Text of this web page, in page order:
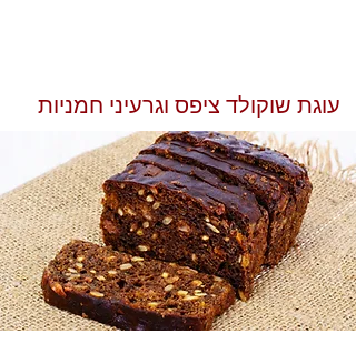
עוגת שוקולד ציפס וגרעיני חמניות